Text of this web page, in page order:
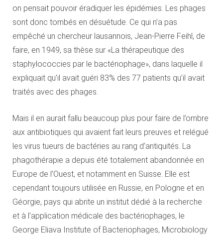
on pensait pouvoir éradiquer les épidémies. Les phages
sont donc tombés en désuétude. Ce qui n’a pas
empêché un chercheur lausannois, Jean-Pierre Feihl, de
faire, en 1949, sa thèse sur «La thérapeutique des
staphylococcies par le bactériophage», dans laquelle il
expliquait qu’il avait guéri 83% des 77 patients qu’il avait
traités avec des phages.
Mais il en aurait fallu beaucoup plus pour faire de l’ombre
aux antibiotiques qui avaient fait leurs preuves et relégué
les virus tueurs de bactéries au rang d’antiquités. La
phagothérapie a depuis été totalement abandonnée en
Europe de l’Ouest, et notamment en Suisse. Elle est
cependant toujours utilisée en Russie, en Pologne et en
Géorgie, pays qui abrite un institut dédié à la recherche
et à l’application médicale des bactériophages, le
George Eliava Institute of Bacteriophages, Microbiology